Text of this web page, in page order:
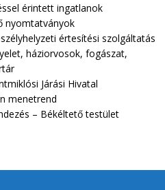
érintett ingatlanok
nyomtatványok
értesítési szolgáltatás
háziorvosok, fogászat,
Járási Hivatal
menetrend
– Békéltető testület